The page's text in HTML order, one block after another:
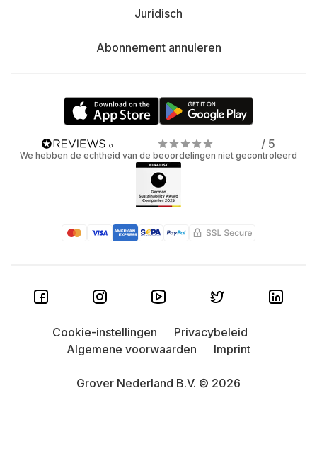
Juridisch
Abonnement annuleren
/ 5
We hebben de echtheid van de beoordelingen niet gecontroleerd
Grover Nederland B.V. © 2026
Cookie-instellingen
Privacybeleid
Algemene voorwaarden
Imprint